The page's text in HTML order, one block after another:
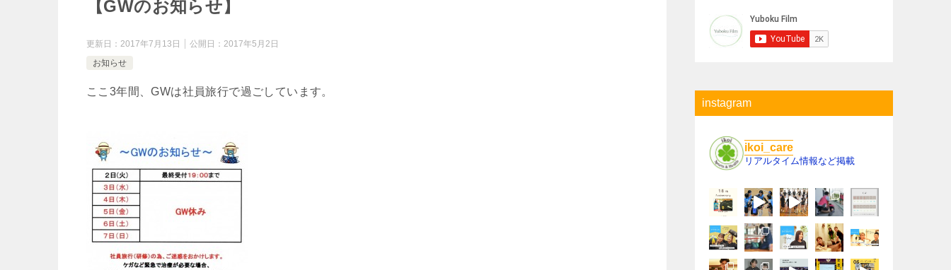
【GWのお知らせ】
更新日： 2017年7月13日 公開日： 2017年5月2日
お知らせ
ここ3年間、GWは社員旅行で過ごしています。
instagram
ikoi_care
リアルタイム情報など掲載